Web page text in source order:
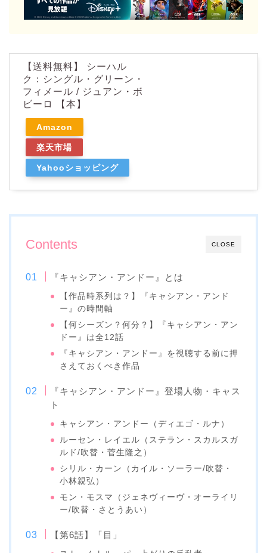
【送料無料】 シーハル
ク：シングル・グリーン・
フィメール / ジュアン・ボ
ビーロ 【本】
Amazon
楽天市場
Yahooショッピング
CLOSE
Contents
『キャシアン・アンドー』とは
【作品時系列は？】『キャシアン・アンド
ー』の時間軸
【何シーズン？何分？】『キャシアン・アン
ドー』は全12話
『キャシアン・アンドー』を視聴する前に押
さえておくべき作品
『キャシアン・アンドー』登場人物・キャス
ト
キャシアン・アンドー（ディエゴ・ルナ）
ルーセン・レイエル（ステラン・スカルスガ
ルド/吹替・菅生隆之）
シリル・カーン（カイル・ソーラー/吹替・
小林親弘）
モン・モスマ（ジェネヴィーヴ・オーライリ
ー/吹替・さとうあい）
【第6話】「目」